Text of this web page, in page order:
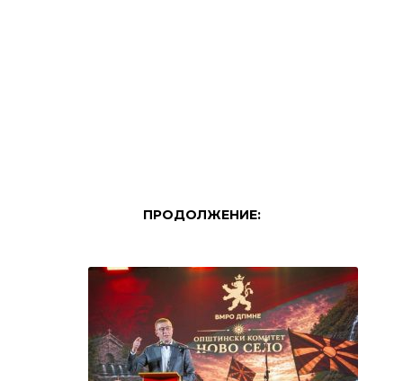
ПРОДОЛЖЕНИЕ: